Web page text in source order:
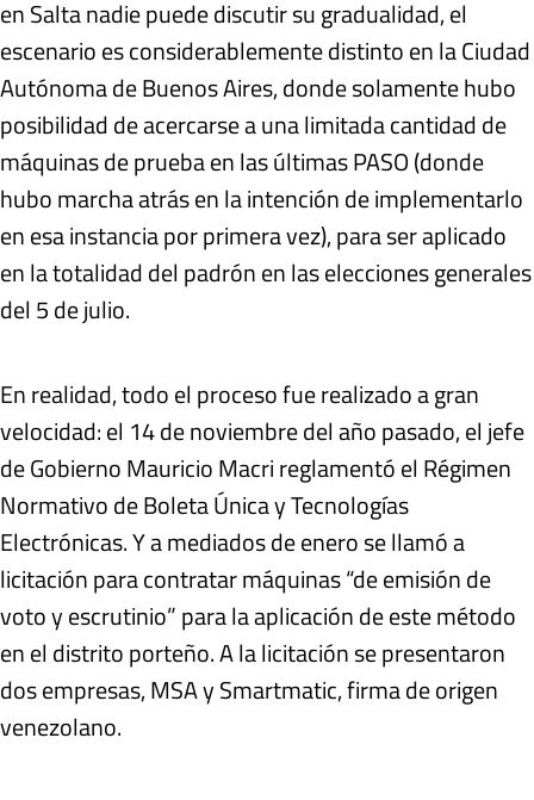
en Salta nadie puede discutir su gradualidad, el
escenario es considerablemente distinto en la Ciudad
Autónoma de Buenos Aires, donde solamente hubo
posibilidad de acercarse a una limitada cantidad de
máquinas de prueba en las últimas PASO (donde
hubo marcha atrás en la intención de implementarlo
en esa instancia por primera vez), para ser aplicado
en la totalidad del padrón en las elecciones generales
del 5 de julio.
En realidad, todo el proceso fue realizado a gran
velocidad: el 14 de noviembre del año pasado, el jefe
de Gobierno Mauricio Macri reglamentó el Régimen
Normativo de Boleta Única y Tecnologías
Electrónicas. Y a mediados de enero se llamó a
licitación para contratar máquinas “de emisión de
voto y escrutinio” para la aplicación de este método
en el distrito porteño. A la licitación se presentaron
dos empresas, MSA y Smartmatic, firma de origen
venezolano.